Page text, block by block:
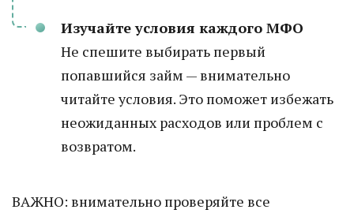
Изучайте условия каждого МФО
Не спешите выбирать первый
попавшийся займ — внимательно
читайте условия. Это поможет избежать
неожиданных расходов или проблем с
возвратом.
ВАЖНО: внимательно проверяйте все